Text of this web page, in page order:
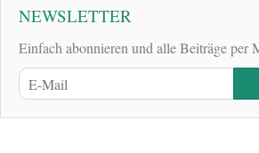
NEWSLETTER
Einfach abonnieren und alle Beiträge per